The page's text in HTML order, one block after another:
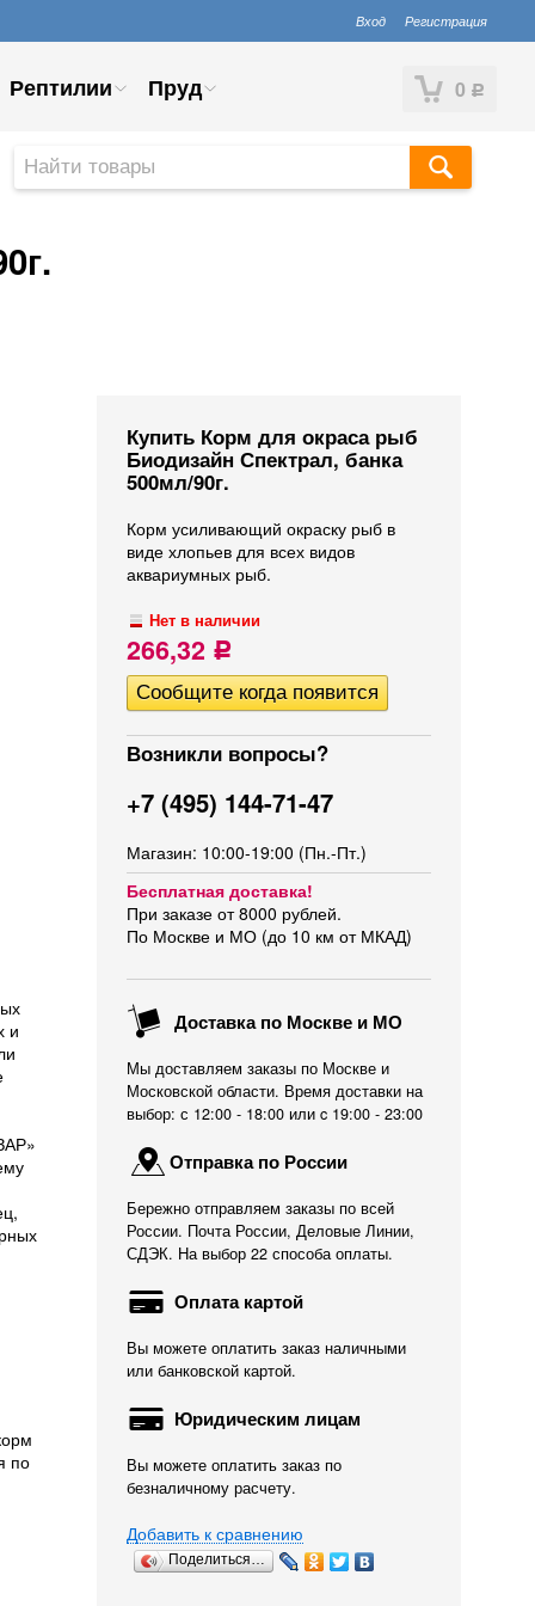
Вход Регистрация
0 Р
Рептилии Пруд
Купить Корм для окраса рыб
Биодизайн Спектрал, банка
500мл/90г.
Корм усиливающий окраску рыб в
виде хлопьев для всех видов
аквариумных рыб.
Нет в наличии
266,32 Р
Возникли вопросы?
+7 (495) 144-71-47
Магазин: 10:00-19:00 (Пн.-Пт.)
Бесплатная доставка!
При заказе от 8000 рублей.
По Москве и МО (до 10 км от МКАД)
Доставка по Москве и МО
Мы доставляем заказы по Москве и
Московской области. Время доставки на
выбор: с 12:00 - 18:00 или c 19:00 - 23:00
Отправка по России
Бережно отправляем заказы по всей
России. Почта России, Деловые Линии,
СДЭК. На выбор 22 способа оплаты.
Оплата картой
Вы можете оплатить заказ наличными
или банковской картой.
Юридическим лицам
Вы можете оплатить заказ по
безналичному расчету.
Добавить к сравнению
Поделиться…
и
по